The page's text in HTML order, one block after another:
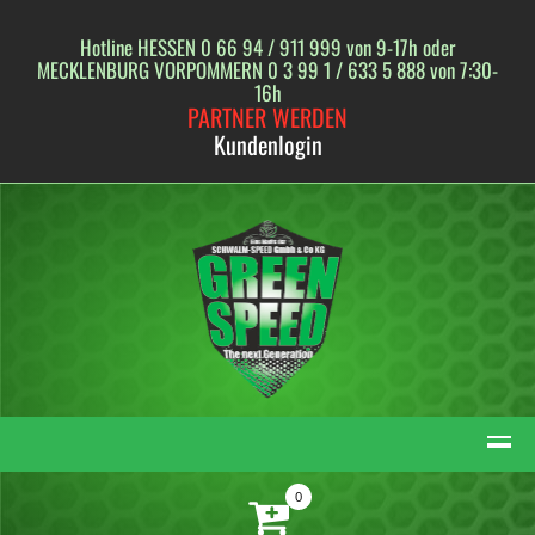
Hotline HESSEN 0 66 94 / 911 999 von 9-17h oder
MECKLENBURG VORPOMMERN 0 3 99 1 / 633 5 888 von 7:30-
16h
PARTNER WERDEN
Kundenlogin
0